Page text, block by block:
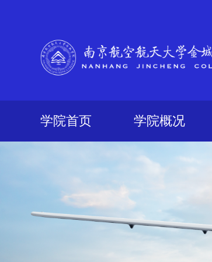
学院首页 学院概况